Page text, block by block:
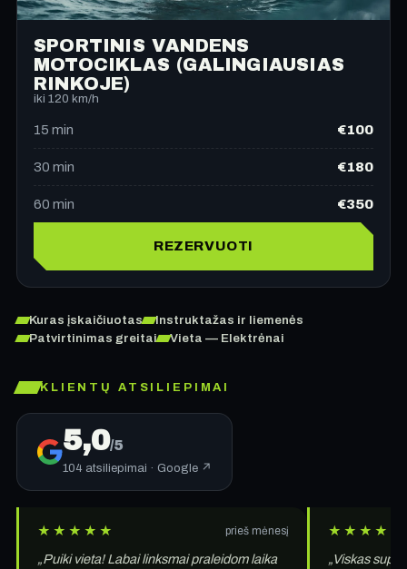
SPORTINIS VANDENS
MOTOCIKLAS (GALINGIAUSIAS
RINKOJE)
iki 120 km/h
15 min €100
30 min €180
60 min €350
REZERVUOTI
Kuras įskaičiuotas
Instruktažas ir liemenės
Patvirtinimas greitai
Vieta — Elektrėnai
KLIENTŲ ATSILIEPIMAI
5,0/5
104 atsiliepimai · Google ↗
★★★★★ prieš mėnesį
„Puiki vieta! Labai linksmai praleidom laika
★★★★★
„Viskas